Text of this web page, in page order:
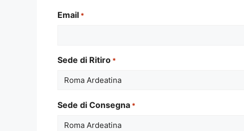
Email *
Sede di Ritiro *
Sede di Consegna *